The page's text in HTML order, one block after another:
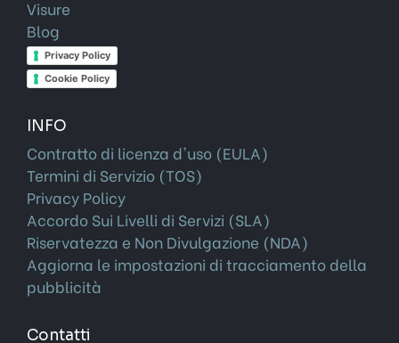
Visure
Blog
Privacy Policy
Cookie Policy
INFO
Contratto di licenza d'uso (EULA)
Termini di Servizio (TOS)
Privacy Policy
Accordo Sui Livelli di Servizi (SLA)
Riservatezza e Non Divulgazione (NDA)
Aggiorna le impostazioni di tracciamento della
pubblicità
Contatti